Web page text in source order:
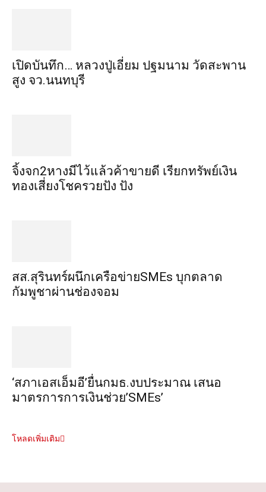
เปิดบันทึก… หลวงปู่เอี่ยม ​ปฐม​นาม​ วัดสะพาน
สูง​ จว.นนทบุรี
จิ้งจก​2​หาง​มีไว้แล้ว​ค้าขาย​ดี​ เรียก​ทรัพย์เงิน
ทอง​เสี่ยงโชค​รวยปัง​ ปัง​
สส.สุรินทร์ผนึกเครือข่ายSMEs บุกตลาด
กัมพูชาผ่านช่องจอม
‘สภาเอสเอ็มอี’ยื่นกมธ.งบประมาณ เสนอ
มาตรการการเงินช่วย’SMEs’
โหลดเพิ่มเติม